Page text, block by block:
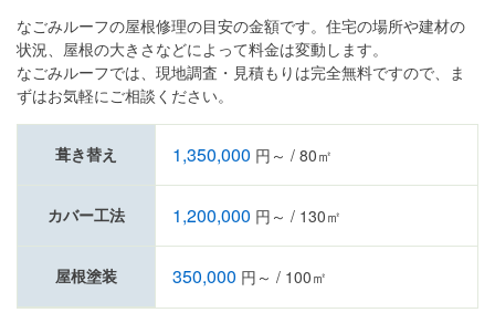
なごみルーフの屋根修理の目安の金額です。住宅の場所や建材の
状況、屋根の大きさなどによって料金は変動します。
なごみルーフでは、現地調査・見積もりは完全無料ですので、ま
ずはお気軽にご相談ください。
葺き替え 1,350,000 円～ / 80㎡
カバー工法 1,200,000 円～ / 130㎡
屋根塗装 350,000 円～ / 100㎡